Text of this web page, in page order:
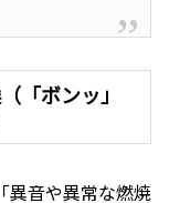
「ボンッ」
異音や異常な燃焼